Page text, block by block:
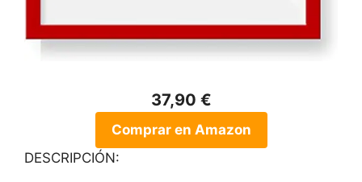
37,90 €
Comprar en Amazon
DESCRIPCIÓN: